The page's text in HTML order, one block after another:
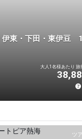
東・下田・東伊豆 1
大人1名様あたり 旅
ツ